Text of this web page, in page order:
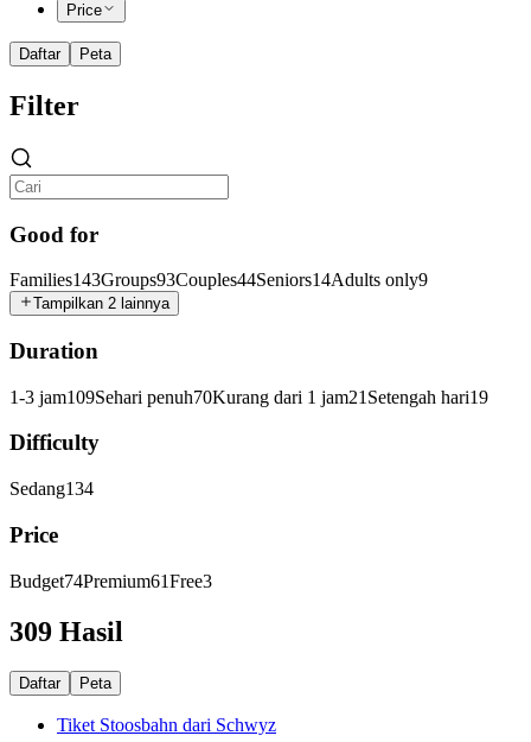
Price
Daftar Peta
Filter
Good for
Families143Groups93Couples44Seniors14Adults only9
Tampilkan 2 lainnya
Duration
1-3 jam109Sehari penuh70Kurang dari 1 jam21 Setengah hari19
Difficulty
Sedang134
Price
Budget74Premium61Free3
309 Hasil
Daftar Peta
Tiket Stoosbahn dari Schwyz